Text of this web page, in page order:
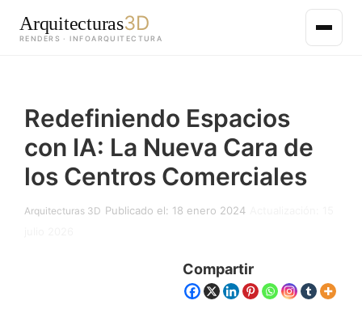
Arquitecturas3D
RENDERS · INFOARQUITECTURA
contenido
Redefiniendo Espacios
con IA: La Nueva Cara de
los Centros Comerciales
Arquitecturas 3D Publicado el: 18 enero 2024
Compartir